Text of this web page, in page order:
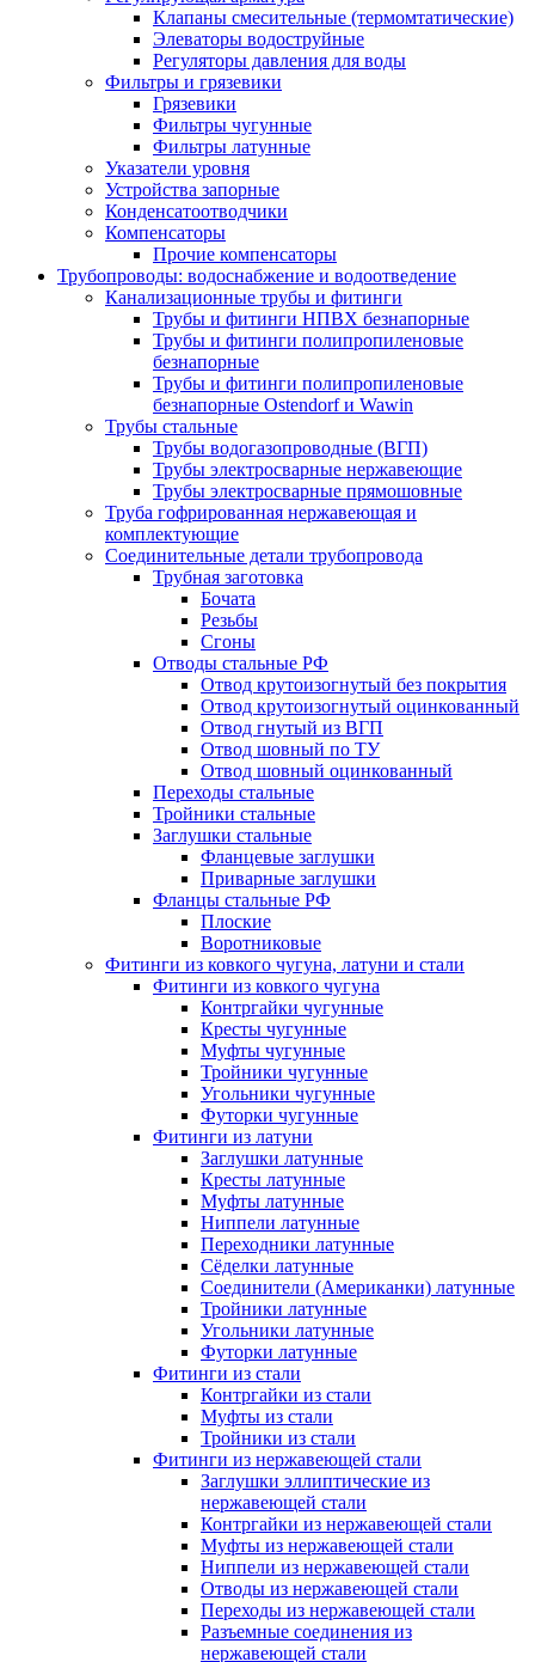
Клапаны смесительные (термомтатические)
Элеваторы водоструйные
Регуляторы давления для воды
Фильтры и грязевики
Грязевики
Фильтры чугунные
Фильтры латунные
Указатели уровня
Устройства запорные
Конденсатоотводчики
Компенсаторы
Прочие компенсаторы
Трубопроводы: водоснабжение и водоотведение
Канализационные трубы и фитинги
Трубы и фитинги НПВХ безнапорные
Трубы и фитинги полипропиленовые
безнапорные
Трубы и фитинги полипропиленовые
безнапорные Ostendorf и Wawin
Трубы стальные
Трубы водогазопроводные (ВГП)
Трубы электросварные нержавеющие
Трубы электросварные прямошовные
Труба гофрированная нержавеющая и
комплектующие
Соединительные детали трубопровода
Трубная заготовка
Бочата
Резьбы
Сгоны
Отводы стальные РФ
Отвод крутоизогнутый без покрытия
Отвод крутоизогнутый оцинкованный
Отвод гнутый из ВГП
Отвод шовный по ТУ
Отвод шовный оцинкованный
Переходы стальные
Тройники стальные
Заглушки стальные
Фланцевые заглушки
Приварные заглушки
Фланцы стальные РФ
Плоские
Воротниковые
Фитинги из ковкого чугуна, латуни и стали
Фитинги из ковкого чугуна
Контргайки чугунные
Кресты чугунные
Муфты чугунные
Тройники чугунные
Угольники чугунные
Футорки чугунные
Фитинги из латуни
Заглушки латунные
Кресты латунные
Муфты латунные
Ниппели латунные
Переходники латунные
Сёделки латунные
Соединители (Американки) латунные
Тройники латунные
Угольники латунные
Футорки латунные
Фитинги из стали
Контргайки из стали
Муфты из стали
Тройники из стали
Фитинги из нержавеющей стали
Заглушки эллиптические из
нержавеющей стали
Контргайки из нержавеющей стали
Муфты из нержавеющей стали
Ниппели из нержавеющей стали
Отводы из нержавеющей стали
Переходы из нержавеющей стали
Разъемные соединения из
нержавеющей стали